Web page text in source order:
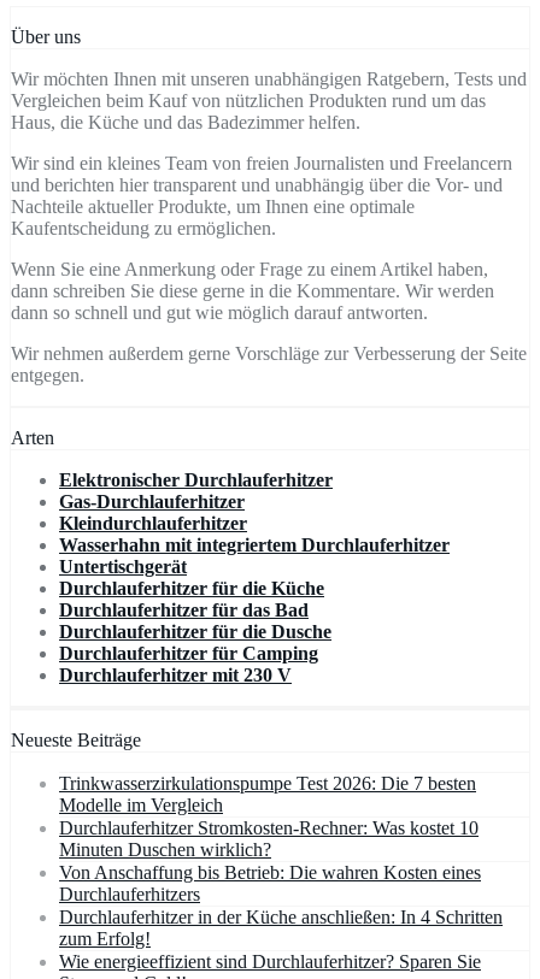
Über uns
Wir möchten Ihnen mit unseren unabhängigen Ratgebern, Tests und
Vergleichen beim Kauf von nützlichen Produkten rund um das
Haus, die Küche und das Badezimmer helfen.
Wir sind ein kleines Team von freien Journalisten und Freelancern
und berichten hier transparent und unabhängig über die Vor- und
Nachteile aktueller Produkte, um Ihnen eine optimale
Kaufentscheidung zu ermöglichen.
Wenn Sie eine Anmerkung oder Frage zu einem Artikel haben,
dann schreiben Sie diese gerne in die Kommentare. Wir werden
dann so schnell und gut wie möglich darauf antworten.
Wir nehmen außerdem gerne Vorschläge zur Verbesserung der Seite
entgegen.
Arten
Elektronischer Durchlauferhitzer
Gas-Durchlauferhitzer
Kleindurchlauferhitzer
Wasserhahn mit integriertem Durchlauferhitzer
Untertischgerät
Durchlauferhitzer für die Küche
Durchlauferhitzer für das Bad
Durchlauferhitzer für die Dusche
Durchlauferhitzer für Camping
Durchlauferhitzer mit 230 V
Neueste Beiträge
Trinkwasserzirkulationspumpe Test 2026: Die 7 besten
Modelle im Vergleich
Durchlauferhitzer Stromkosten-Rechner: Was kostet 10
Minuten Duschen wirklich?
Von Anschaffung bis Betrieb: Die wahren Kosten eines
Durchlauferhitzers
Durchlauferhitzer in der Küche anschließen: In 4 Schritten
zum Erfolg!
Wie energieeffizient sind Durchlauferhitzer? Sparen Sie